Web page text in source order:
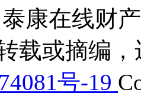
康在线财
载或摘编
号-19